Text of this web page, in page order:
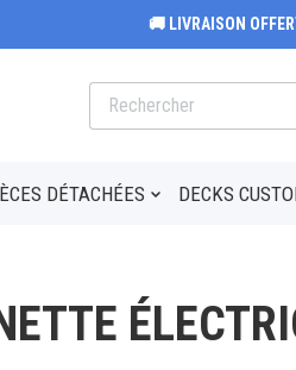
🚚 LIVRAISON
DÉTACHÉES DECKS